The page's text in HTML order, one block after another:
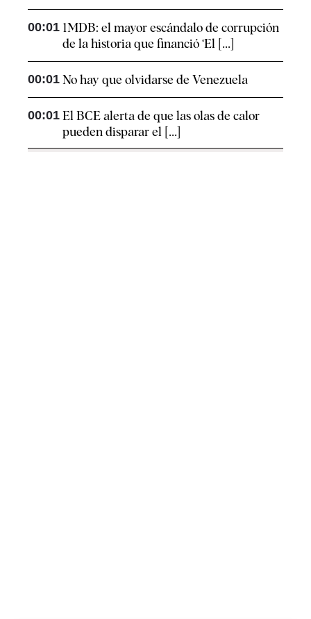
00:01 1MDB: el mayor escándalo de corrupción
de la historia que financió ‘El [...]
00:01 No hay que olvidarse de Venezuela
00:01 El BCE alerta de que las olas de calor
pueden disparar el [...]